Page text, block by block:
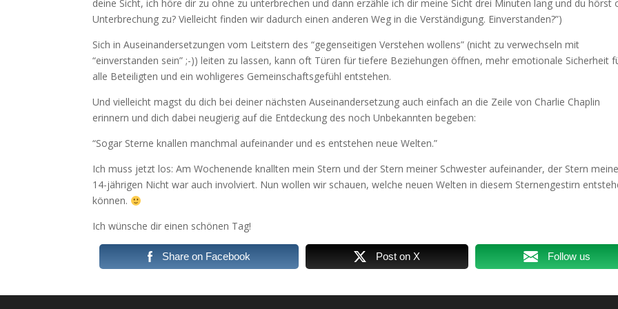
deine Sicht, ich höre dir zu ohne zu unterbrechen und dann erzähle ich dir meine Sicht drei Minuten lang und du hörst
Unterbrechung zu? Vielleicht finden wir dadurch einen anderen Weg in die Verständigung. Einverstanden?”)
Sich in Auseinandersetzungen vom Leitstern des “gegenseitigen Verstehen wollens” (nicht zu verwechseln mit
“einverstanden sein” ;-)) leiten zu lassen, kann oft Türen für tiefere Beziehungen öffnen, mehr emotionale Sicherheit
alle Beteiligten und ein wohligeres Gemeinschaftsgefühl entstehen.
Und vielleicht magst du dich bei deiner nächsten Auseinandersetzung auch einfach an die Zeile von Charlie Chaplin
erinnern und dich dabei neugierig auf die Entdeckung des noch Unbekannten begeben:
“Sogar Sterne knallen manchmal aufeinander und es entstehen neue Welten.”
Ich muss jetzt los: Am Wochenende knallten mein Stern und der Stern meiner Schwester aufeinander, der Stern
14-jährigen Nicht war auch involviert. Nun wollen wir schauen, welche neuen Welten in diesem Sternengestirn
können.
Ich wünsche dir einen schönen Tag!
Share on Facebook Post on X Follow us